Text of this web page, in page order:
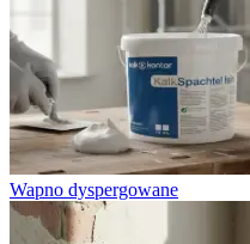
Wapno dyspergowane